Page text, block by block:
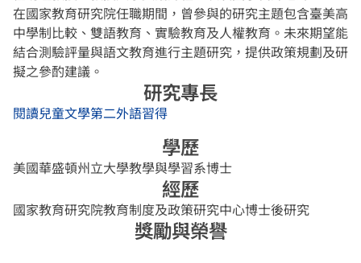
在國家教育研究院任職期間，曾參與的研究主題包含臺美高
中學制比較、雙語教育、實驗教育及人權教育。未來期望能
結合測驗評量與語文教育進行主題研究，提供政策規劃及研
擬之參酌建議。
研究專長
閱讀兒童文學第二外語習得
學歷
美國華盛頓州立大學教學與學習系博士
經歷
國家教育研究院教育制度及政策研究中心博士後研究
獎勵與榮譽